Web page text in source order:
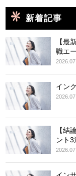
新着記事
【最
職エ
イン
【結
ント3